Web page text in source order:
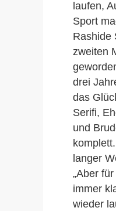
laufen,
Sport
Rashide
zweiten
drei
das
Serifi,
und
langer
„Aber
immer
wieder